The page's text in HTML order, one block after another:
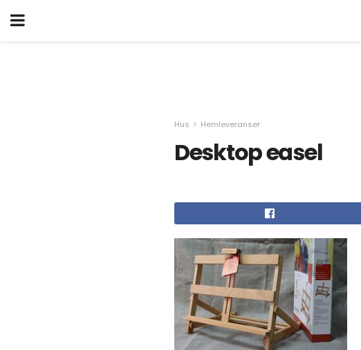
Hus Hemleveranser
Desktop easel